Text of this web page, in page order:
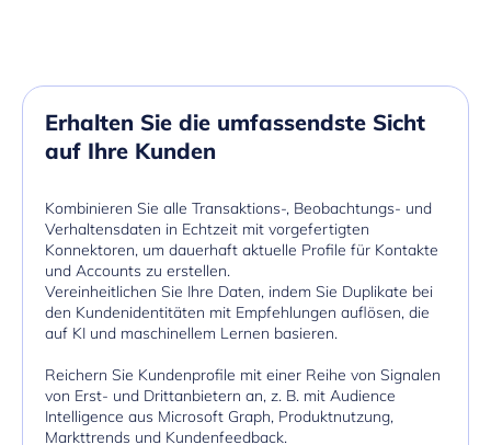
Erhalten Sie die umfassendste Sicht
auf Ihre Kunden
Kombinieren Sie alle Transaktions-, Beobachtungs- und
Verhaltensdaten in Echtzeit mit vorgefertigten
Konnektoren, um dauerhaft aktuelle Profile für Kontakte
und Accounts zu erstellen.
Vereinheitlichen Sie Ihre Daten, indem Sie Duplikate bei
den Kundenidentitäten mit Empfehlungen auflösen, die
auf KI und maschinellem Lernen basieren.
Reichern Sie Kundenprofile mit einer Reihe von Signalen
von Erst- und Drittanbietern an, z. B. mit Audience
Intelligence aus Microsoft Graph, Produktnutzung,
Markttrends und Kundenfeedback.